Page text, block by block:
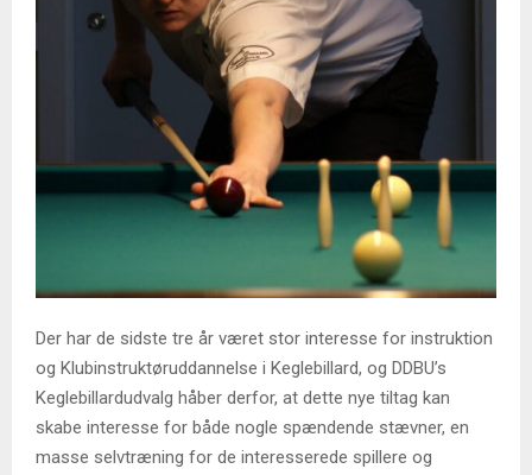
Der har de sidste tre år været stor interesse for instruktion
og Klubinstruktøruddannelse i Keglebillard, og DDBU’s
Keglebillardudvalg håber derfor, at dette nye tiltag kan
skabe interesse for både nogle spændende stævner, en
masse selvtræning for de interesserede spillere og